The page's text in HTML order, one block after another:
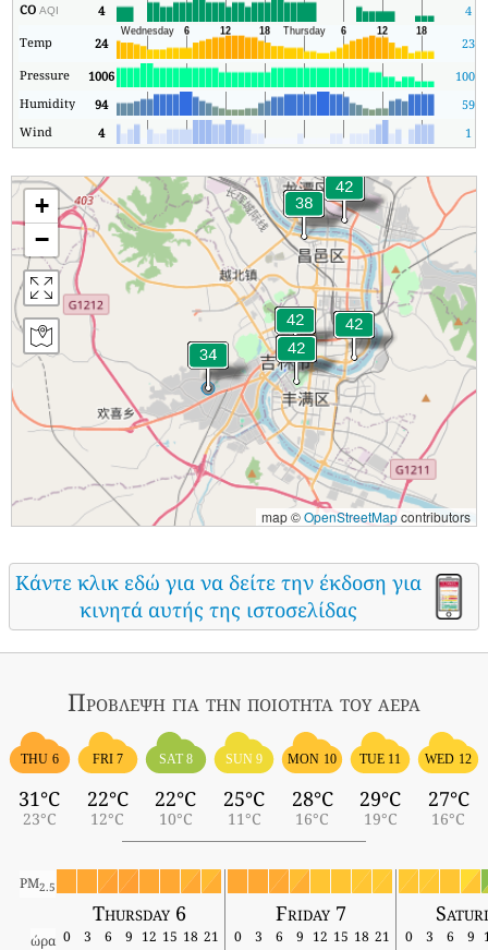
COAQI 4
4
Temp
24
23
Pressure
1006 1006
Humidity
94
59
Wind
4 1
+
−
map ©OpenStreetMapcontributors
Κάντε κλικ εδώ για να δείτε την έκδοση για
κινητά αυτής της ιστοσελίδας
Πρόβλεψη για την ποιότητα του αέρα
THU 6
31°C
23°C
FRI 7
22°C
12°C
SAT 8
22°C
10°C
SUN 9
25°C
11°C
MON 10
28°C
16°C
TUE 11
29°C
19°C
WED 12
27°C
16°C
PM2.5
Thursday 6 Friday 7
ώρα 0 3 6 9 12 15 18 21 0 3 6 9 12 15 18 21 0 3 6 9